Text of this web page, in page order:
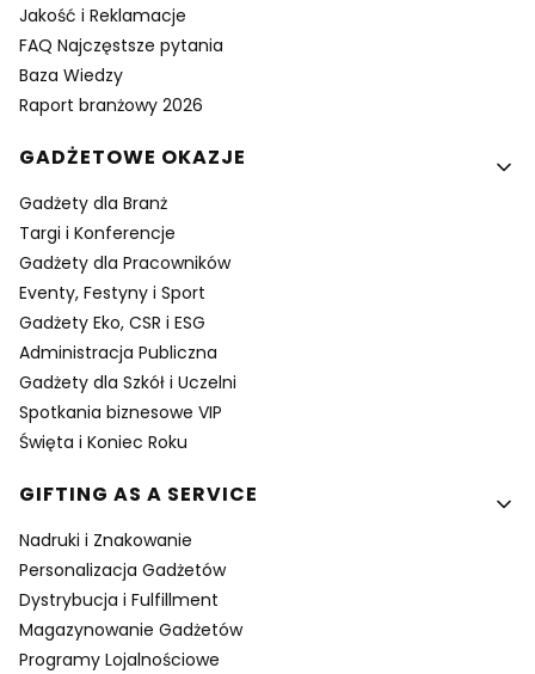
Jakość i Reklamacje
FAQ Najczęstsze pytania
Baza Wiedzy
Raport branżowy 2026
GADŻETOWE OKAZJE
Gadżety dla Branż
Targi i Konferencje
Gadżety dla Pracowników
Eventy, Festyny i Sport
Gadżety Eko, CSR i ESG
Administracja Publiczna
Gadżety dla Szkół i Uczelni
Spotkania biznesowe VIP
Święta i Koniec Roku
GIFTING AS A SERVICE
Nadruki i Znakowanie
Personalizacja Gadżetów
Dystrybucja i Fulfillment
Magazynowanie Gadżetów
Programy Lojalnościowe